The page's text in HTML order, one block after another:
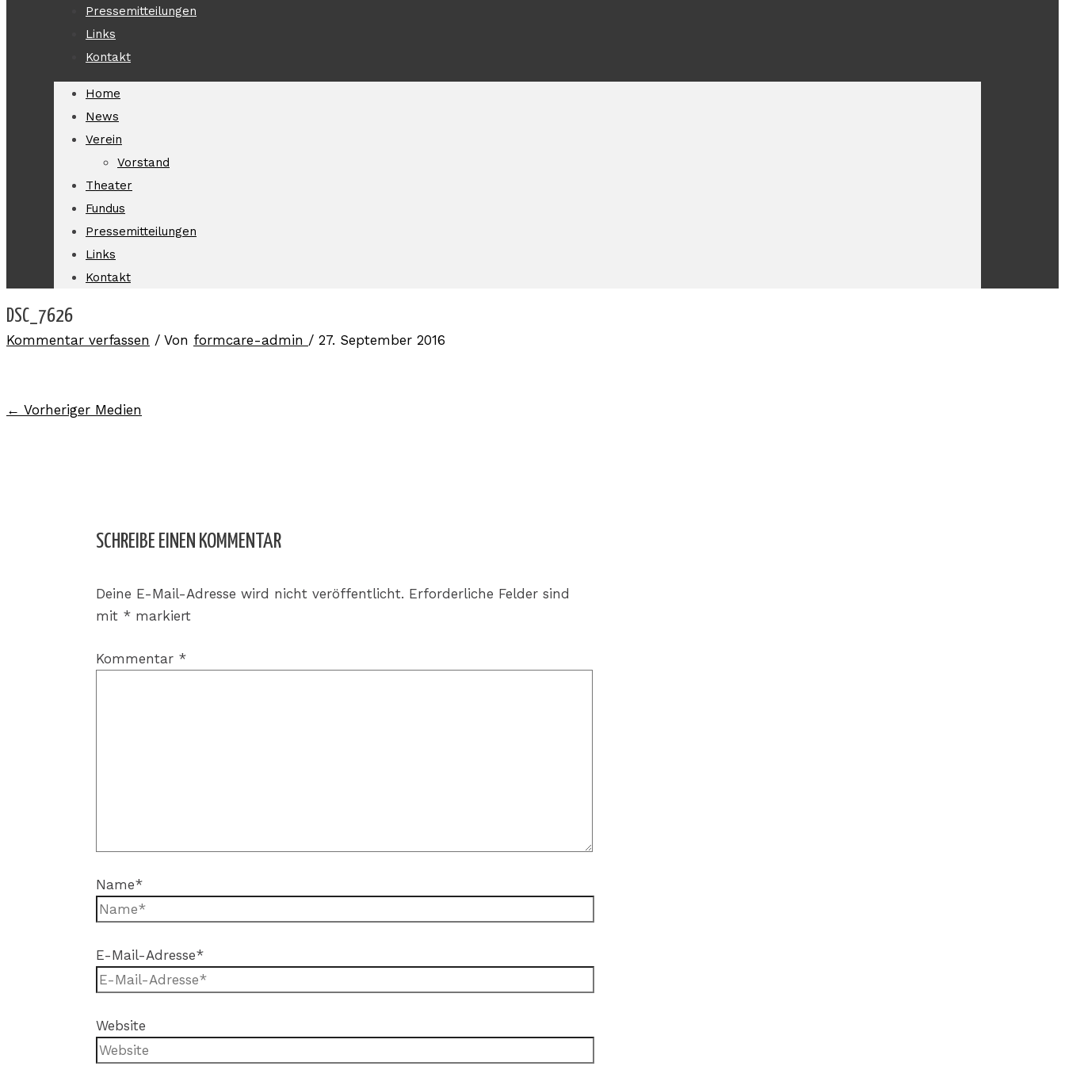
Pressemitteilungen
Links
Kontakt
Home
News
Verein
Vorstand
Theater
Fundus
Pressemitteilungen
Links
Kontakt
DSC_7626
Kommentar verfassen / Von formcare-admin / 27. September 2016
← Vorheriger Medien
SCHREIBE EINEN KOMMENTAR
Deine E-Mail-Adresse wird nicht veröffentlicht. Erforderliche Felder sind
mit * markiert
Kommentar *
Name*
E-Mail-Adresse*
Website